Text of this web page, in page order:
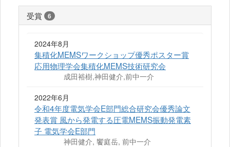
受賞 6
2024年8月
集積化MEMSワークショップ優秀ポスター賞
応用物理学会集積化MEMS技術研究会
成田裕樹,神田健介,前中一介
2022年6月
令和4年度電気学会E部門総合研究会優秀論文
発表賞 風から発電する圧電MEMS振動発電素
子 電気学会E部門
神田健介, 饗庭岳, 前中一介